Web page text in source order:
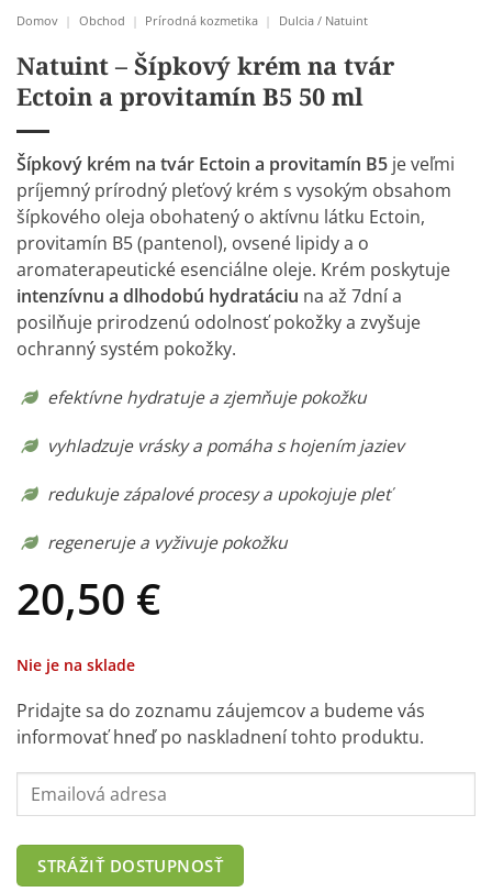
Domov | Obchod | Prírodná kozmetika | Dulcia / Natuint
Natuint – Šípkový krém na tvár
Ectoin a provitamín B5 50 ml
Šípkový krém na tvár Ectoin a provitamín B5 je veľmi
príjemný prírodný pleťový krém s vysokým obsahom
šípkového oleja obohatený o aktívnu látku Ectoin,
provitamín B5 (pantenol), ovsené lipidy a o
aromaterapeutické esenciálne oleje. Krém poskytuje
intenzívnu a dlhodobú hydratáciu na až 7dní a
posilňuje prirodzenú odolnosť pokožky a zvyšuje
ochranný systém pokožky.
efektívne hydratuje a zjemňuje pokožku
vyhladzuje vrásky a pomáha s hojením jaziev
redukuje zápalové procesy a upokojuje pleť
regeneruje a vyživuje pokožku
20,50 €
Nie je na sklade
Pridajte sa do zoznamu záujemcov a budeme vás
informovať hneď po naskladnení tohto produktu.
Enter
your
address
to
STRÁŽIŤ DOSTUPNOSŤ